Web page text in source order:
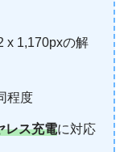
x 1,170pxの解
程度
レス充電に対応